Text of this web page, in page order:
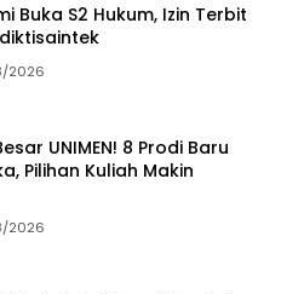
Buka S2 Hukum, Izin Terbit
2026
UNIMEN! 8 Prodi Baru
Pilihan Kuliah Makin
2026